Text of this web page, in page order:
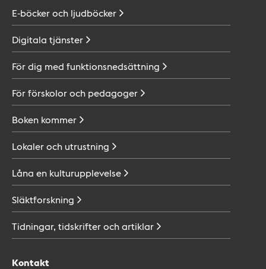
E-böcker och ljudböcker
Digitala tjänster
För dig med funktionsnedsättning
För förskolor och pedagoger
Boken kommer
Lokaler och utrustning
Låna en kulturupplevelse
Släktforskning
Tidningar, tidskrifter ochartiklar
Kontakt